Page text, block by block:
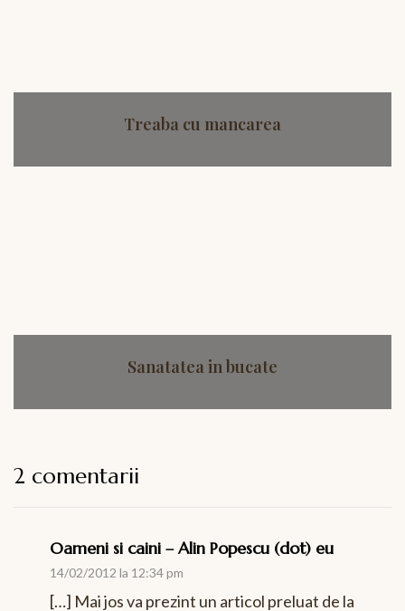
Treaba cu mancarea
Sanatatea in bucate
2 comentarii
Oameni si caini – Alin Popescu (dot) eu
14/02/2012 la 12:34 pm
[…] Mai jos va prezint un articol preluat de la